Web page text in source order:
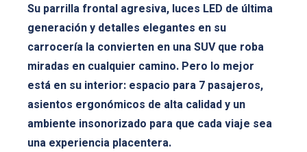
Su parrilla frontal agresiva, luces LED de última
generación y detalles elegantes en su
carrocería la convierten en una SUV que roba
miradas en cualquier camino. Pero lo mejor
está en su interior: espacio para 7 pasajeros,
asientos ergonómicos de alta calidad y un
ambiente insonorizado para que cada viaje sea
una experiencia placentera.